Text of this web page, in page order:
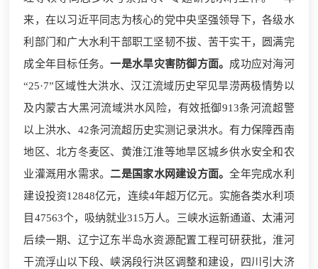
来，在以习近平同志为核心的党中央坚强领导下，各级水
利部门和广大水利干部职工坚韧不拔、苦干实干，圆满完
成全年目标任务。一是水旱灾害防御方面。 成功应对海河
“25·7”区域性大洪水、汉江流域历史罕见旱涝两极情势以
及内蒙古大黑河流域洪水风险，有效抵御913条河流超警
以上洪水、42条河流超历史实测记录洪水。有力保障西南
地区、北方冬麦区、黄淮江淮等地旱区城乡供水安全和农
业灌溉用水需求。二是国家水网建设方面。全年完成水利
建设投资12848亿元，连续4年超万亿元。实施各类水利项
目47563个，吸纳就业315万人。三峡水运新通道、太浦河
后续一期、辽宁辽东半岛水资源配置工程可研获批，淮河
干流浮山以下段、峡涡段行洪区调整和建设，四川引大济